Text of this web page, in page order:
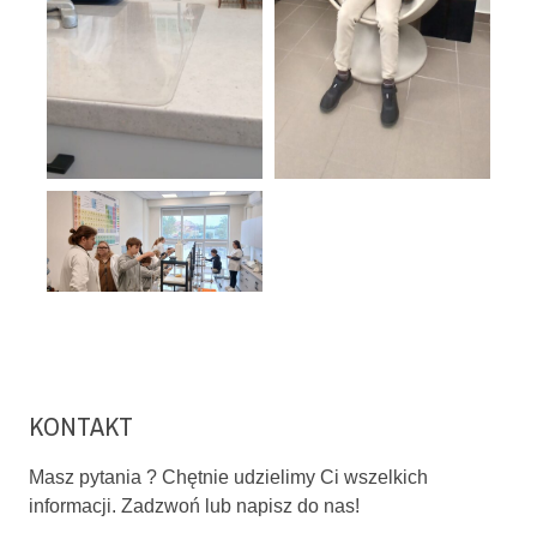
KONTAKT
Masz pytania ? Chętnie udzielimy Ci wszelkich
informacji. Zadzwoń lub napisz do nas!